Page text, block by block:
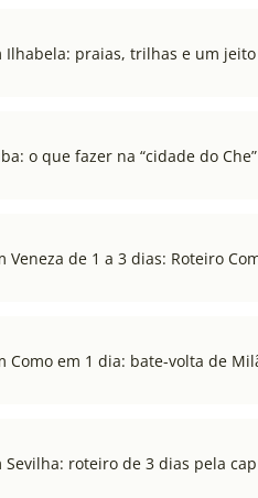
Ilhabela: praias, trilhas e um
o que fazer na “cidade do Che”
Veneza de 1 a 3 dias: Roteiro
Como em 1 dia: bate-volta de
Sevilha: roteiro de 3 dias pela